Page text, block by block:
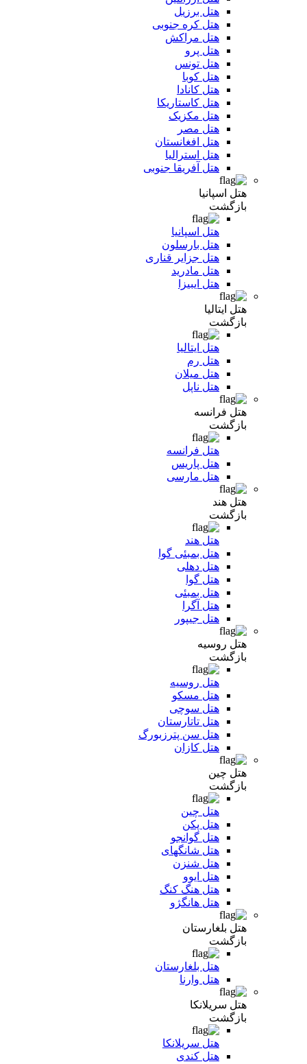
هتل برزیل
هتل کره جنوبی
هتل مراکش
هتل پرو
هتل تونس
هتل کوبا
هتل کانادا
هتل کاستاریکا
هتل مکزیک
هتل مصر
هتل افغانستان
هتل استرالیا
هتل آفریقا جنوبی
هتل اسپانیا
بازگشت
هتل اسپانیا
هتل بارسلون
هتل جزایر قناری
هتل مادرید
هتل ایبیزا
هتل ایتالیا
بازگشت
هتل ایتالیا
هتل رم
هتل میلان
هتل ناپل
هتل فرانسه
بازگشت
هتل فرانسه
هتل پاریس
هتل مارسی
هتل هند
بازگشت
هتل هند
هتل بمبئی گوا
هتل دهلی
هتل گوا
هتل بمبئی
هتل آگرا
هتل جیپور
هتل روسیه
بازگشت
هتل روسیه
هتل مسکو
هتل سوچی
هتل تاتارستان
هتل سن پترزبورگ
هتل کازان
هتل چین
بازگشت
هتل چین
هتل پکن
هتل گوانجو
هتل شانگهای
هتل شنزن
هتل ایوو
هتل هنگ کنگ
هتل هانگژو
هتل بلغارستان
بازگشت
هتل بلغارستان
هتل وارنا
هتل سریلانکا
بازگشت
هتل سریلانکا
هتل کندی